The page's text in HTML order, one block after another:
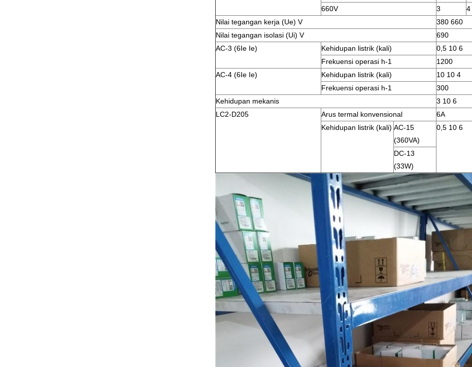
660V
3 4
Nilai tegangan kerja (Ue) V
380 660
Nilai tegangan isolasi (Ui) V
690
AC-3 (6Ie Ie)
Kehidupan listrik (kali)
0,5 10 6
Frekuensi operasi h-1
1200
AC-4 (6Ie Ie)
Kehidupan listrik (kali)
10 10 4
Frekuensi operasi h-1
300
Kehidupan mekanis
3 10 6
LC2-D205
Arus termal konvensional
6A
Kehidupan listrik (kali) AC-15
(360VA)
0,5 10 6
DC-13
(33W)